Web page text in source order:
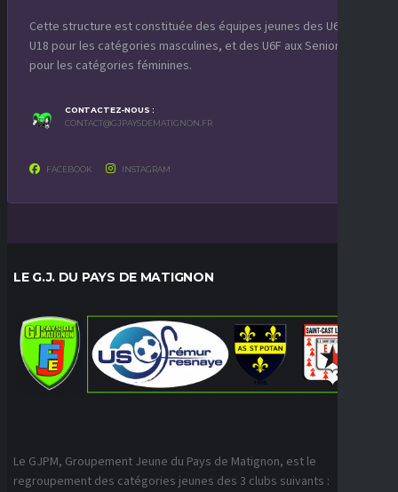
Cette structure est constituée des équipes jeunes des U6 aux
U18 pour les catégories masculines, et des U6F aux Seniors F
pour les catégories féminines.
CONTACTEZ-NOUS :
CONTACT@GJPAYSDEMATIGNON.FR
FACEBOOK INSTAGRAM
LE G.J. DU PAYS DE MATIGNON
Le GJPM, Groupement Jeune du Pays de Matignon, est le
regroupement des catégories jeunes des 3 clubs suivants :